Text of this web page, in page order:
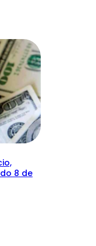
8 de